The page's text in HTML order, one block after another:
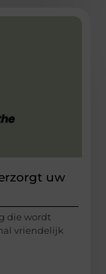
uw
die wordt
vriendelijk